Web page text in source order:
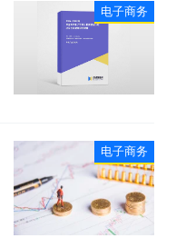
电子商务
电子商务